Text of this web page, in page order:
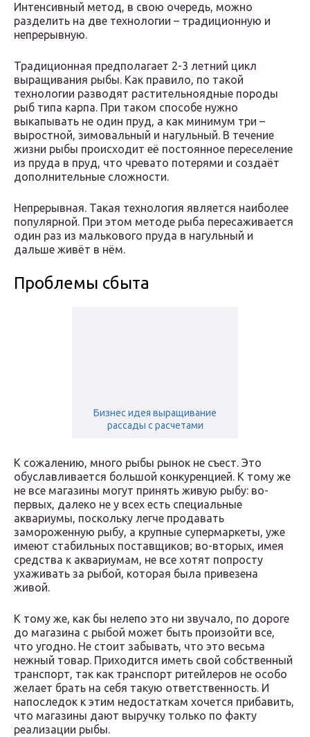
Интенсивный метод, в свою очередь, можно
разделить на две технологии – традиционную и
непрерывную.
Традиционная предполагает 2-3 летний цикл
выращивания рыбы. Как правило, по такой
технологии разводят растительноядные породы
рыб типа карпа. При таком способе нужно
выкапывать не один пруд, а как минимум три –
выростной, зимовальный и нагульный. В течение
жизни рыбы происходит её постоянное переселение
из пруда в пруд, что чревато потерями и создаёт
дополнительные сложности.
Непрерывная. Такая технология является наиболее
популярной. При этом методе рыба пересаживается
один раз из малькового пруда в нагульный и
дальше живёт в нём.
Проблемы сбыта
Бизнес идея выращивание
рассады с расчетами
К сожалению, много рыбы рынок не съест. Это
обуславливается большой конкуренцией. К тому же
не все магазины могут принять живую рыбу: во-
первых, далеко не у всех есть специальные
аквариумы, поскольку легче продавать
замороженную рыбу, а крупные супермаркеты, уже
имеют стабильных поставщиков; во-вторых, имея
средства к аквариумам, не все хотят попросту
ухаживать за рыбой, которая была привезена
живой.
К тому же, как бы нелепо это ни звучало, по дороге
до магазина с рыбой может быть произойти все,
что угодно. Не стоит забывать, что это весьма
нежный товар. Приходится иметь свой собственный
транспорт, так как транспорт ритейлеров не особо
желает брать на себя такую ответственность. И
напоследок к этим недостаткам хочется прибавить,
что магазины дают выручку только по факту
реализации рыбы.